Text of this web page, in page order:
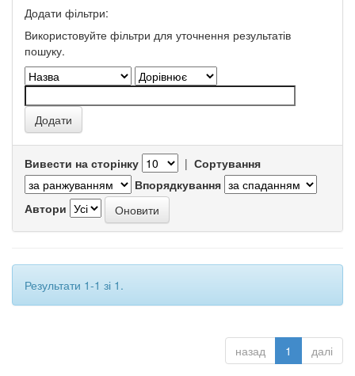
Додати фільтри:
Використовуйте фільтри для уточнення результатів
пошуку.
Вивести на сторінку | Сортування
Впорядкування
Автори
Результати 1-1 зі 1.
назад 1 далі